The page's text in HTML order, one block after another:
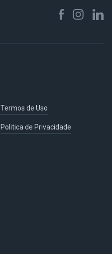
Termos de Uso
Politica de Privacidade